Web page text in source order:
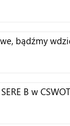
bądźmy
B w CSWOT